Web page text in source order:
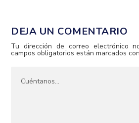
DEJA UN COMENTARIO
Tu dirección de correo electrónico
campos obligatorios están marcados